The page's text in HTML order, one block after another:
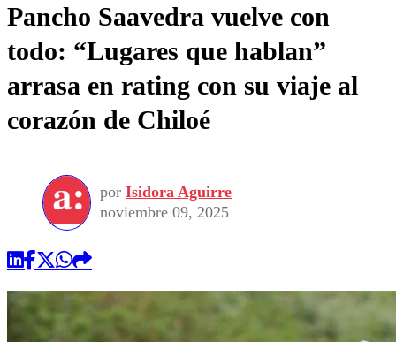
Pancho Saavedra vuelve con
todo: “Lugares que hablan”
arrasa en rating con su viaje al
corazón de Chiloé
por Isidora Aguirre
noviembre 09, 2025